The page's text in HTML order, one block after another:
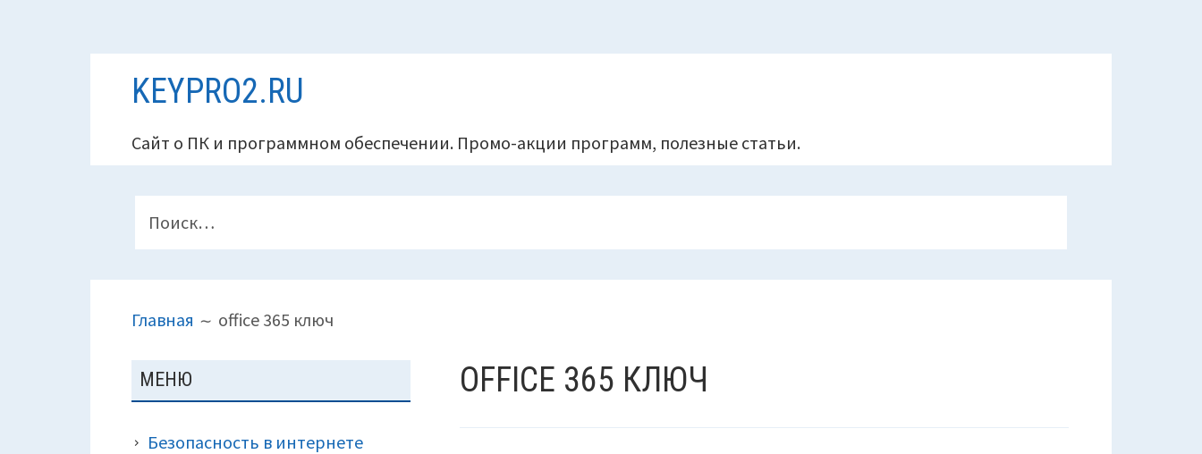
KEYPRO2.RU
Сайт о ПК и программном обеспечении. Промо-акции программ, полезные статьи.
ВЕРХНЕГО
КОЛОНТИТУЛА
САЙТЕ
(ХЛЕБНЫЕ
КРОШКИ)
Главная office 365 ключ
OFFICE 365 КЛЮЧ
ОСНОВНАЯ
ПАНЕЛЬ
МЕНЮ
Безопасность в интернете